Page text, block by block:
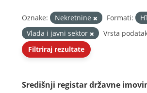
Oznake: Nekretnine Formati:
Vlada i javni sektor
Vrsta
Filtriraj rezultate
Središnji registar državne